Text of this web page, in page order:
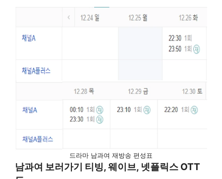
드라마 남과여 재방송 편성표
남과여 보러가기 티빙, 웨이브, 넷플릭스 OTT